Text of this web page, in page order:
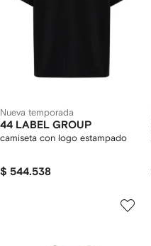
Nueva temporada
44 LABEL GROUP
camiseta con logo estampado
$ 544.538